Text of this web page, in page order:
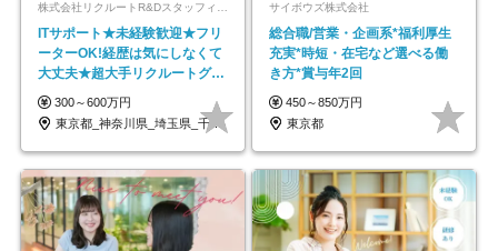
株式会社リクルートR&Dスタッフィング【リクルートグループ】
ITサポート★未経験歓迎★フリ
ーターOK!経歴は気にしなくて
大丈夫★超大手リクルートグル
ープの正社員/sg
300～600万円
東京都_神奈川県_埼玉県_千葉県_大阪府…
サイボウズ株式会社
総合職/営業・企画系*福利厚生
充実*時短・在宅など選べる働
き方*賞与年2回
450～850万円
東京都